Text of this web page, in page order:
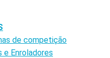
de competição
e Enroladores